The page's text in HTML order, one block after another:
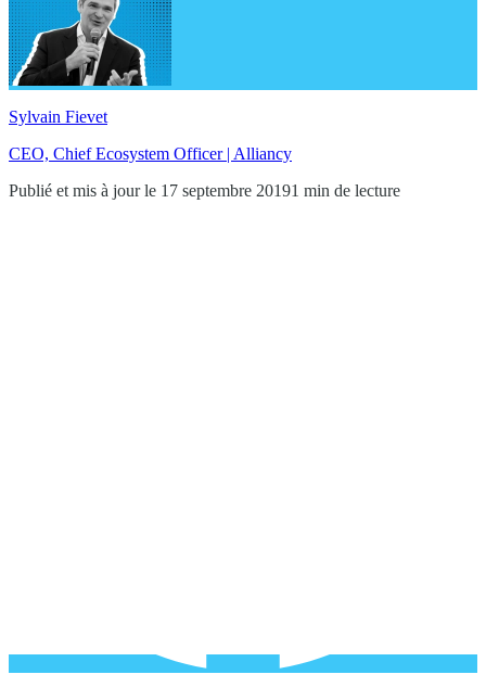
Sylvain Fievet
CEO, Chief Ecosystem Officer | Alliancy
Publié et mis à jour le 17 septembre 20191 min de lecture